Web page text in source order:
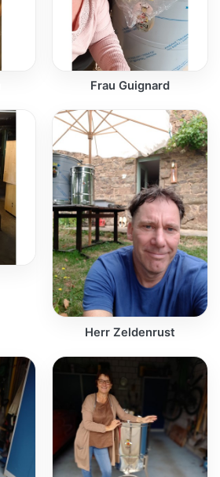
Frau Guignard
Herr Zeldenrust